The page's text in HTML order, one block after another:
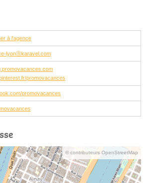
à l'agence
lyonⓐkaravel.com
promovacances
promovacances
© contributeurs OpenStreetMap